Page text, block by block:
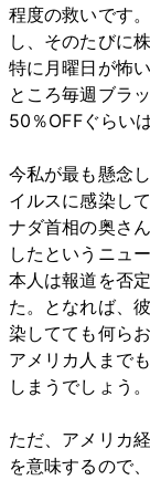
程度の救いです
し、そのたびに
特に月曜日が怖
ところ毎週ブラ
50％OFFぐらい
今私が最も懸念
イルスに感染し
ナダ首相の奥さ
したというニュ
本人は報道を否
た。となれば、
染してても何ら
アメリカ人まで
しまうでしょう。
ただ、アメリカ
を意味するので